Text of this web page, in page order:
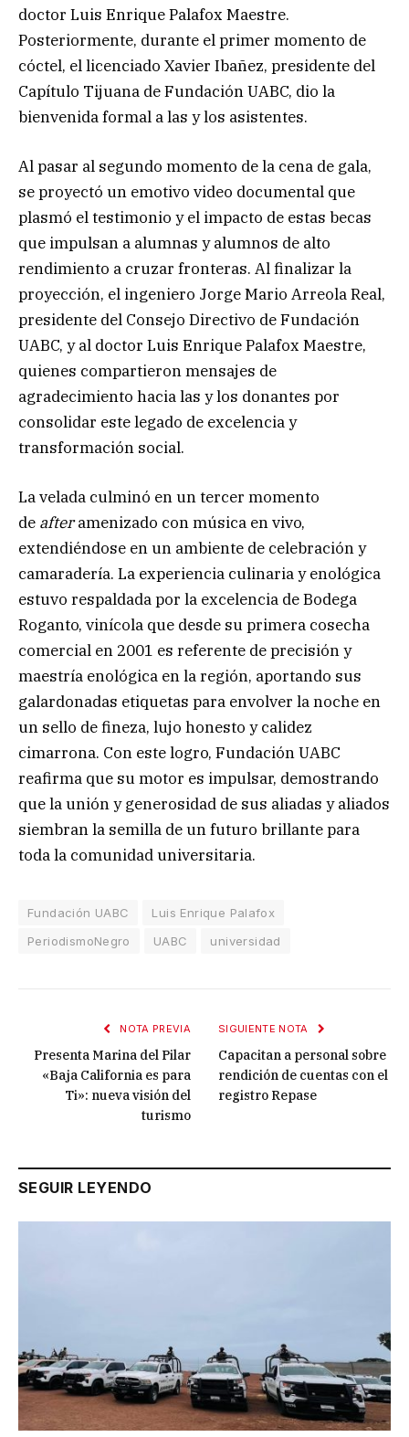
doctor Luis Enrique Palafox Maestre.
Posteriormente, durante el primer momento de
cóctel, el licenciado Xavier Ibañez, presidente del
Capítulo Tijuana de Fundación UABC, dio la
bienvenida formal a las y los asistentes.
Al pasar al segundo momento de la cena de gala,
se proyectó un emotivo video documental que
plasmó el testimonio y el impacto de estas becas
que impulsan a alumnas y alumnos de alto
rendimiento a cruzar fronteras. Al finalizar la
proyección, el ingeniero Jorge Mario Arreola Real,
presidente del Consejo Directivo de Fundación
UABC, y al doctor Luis Enrique Palafox Maestre,
quienes compartieron mensajes de
agradecimiento hacia las y los donantes por
consolidar este legado de excelencia y
transformación social.
La velada culminó en un tercer momento
de afteramenizado con música en vivo,
extendiéndose en un ambiente de celebración y
camaradería. La experiencia culinaria y enológica
estuvo respaldada por la excelencia de Bodega
Roganto, vinícola que desde su primera cosecha
comercial en 2001 es referente de precisión y
maestría enológica en la región, aportando sus
galardonadas etiquetas para envolver la noche en
un sello de fineza, lujo honesto y calidez
cimarrona. Con este logro, Fundación UABC
reafirma que su motor es impulsar, demostrando
que la unión y generosidad de sus aliadas y aliados
siembran la semilla de un futuro brillante para
toda la comunidad universitaria.
Fundación UABC
Luis Enrique Palafox
PeriodismoNegro
UABC universidad
NOTA PREVIA
Presenta Marina del Pilar
«Baja California es para
Ti»: nueva visión del
turismo
SIGUIENTE NOTA
Capacitan a personal sobre
rendición de cuentas con el
registro Repase
SEGUIR LEYENDO